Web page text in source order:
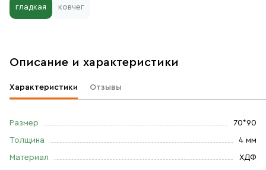
гладкая ковчег
Описание и характеристики
Характеристики Отзывы
Размер 70*90
Толщина 4 мм
Материал ХДФ